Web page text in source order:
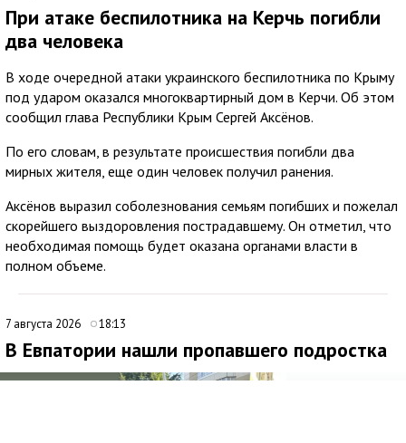
При атаке беспилотника на Керчь погибли
два человека
В ходе очередной атаки украинского беспилотника по Крыму
под ударом оказался многоквартирный дом в Керчи. Об этом
сообщил глава Республики Крым Сергей Аксёнов.
По его словам, в результате происшествия погибли два
мирных жителя, еще один человек получил ранения.
Аксёнов выразил соболезнования семьям погибших и пожелал
скорейшего выздоровления пострадавшему. Он отметил, что
необходимая помощь будет оказана органами власти в
полном объеме.
7 августа 2026 18:13
В Евпатории нашли пропавшего подростка